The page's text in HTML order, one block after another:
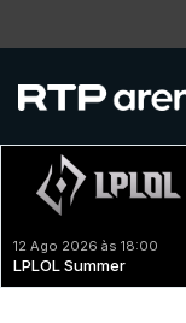
12 Ago 2026 às 18:00
LPLOL Summer